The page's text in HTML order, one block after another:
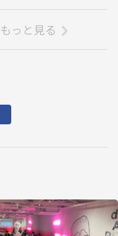
向きな方をお待ちして
険／投資系など
ています。
っと見る